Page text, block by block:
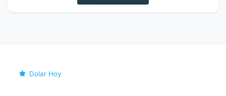
Dolar Hoy